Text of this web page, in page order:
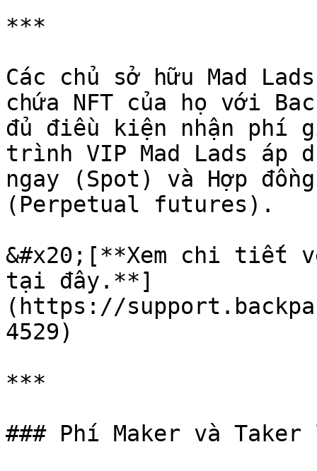
***
Các chủ sở hữu Mad
chứa NFT của họ với
đủ điều kiện nhận phí
trình VIP Mad Lads áp
ngay (Spot) và Hợp
(Perpetual futures).
&#x20;[**Xem chi tiết
tại đây.**]
(https://
4529)
***
### Phí Maker và